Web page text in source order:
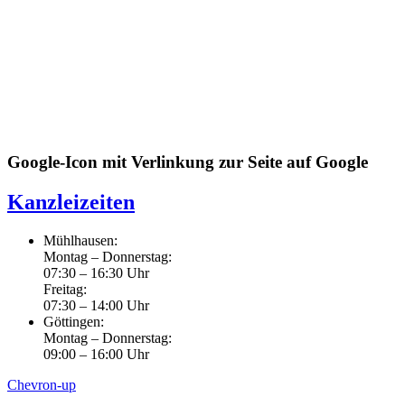
Google-Icon mit Verlinkung zur Seite auf Google
Kanzleizeiten
Mühlhausen:
Montag – Donnerstag:
07:30 – 16:30 Uhr
Freitag:
07:30 – 14:00 Uhr
Göttingen:
Montag – Donnerstag:
09:00 – 16:00 Uhr
Chevron-up